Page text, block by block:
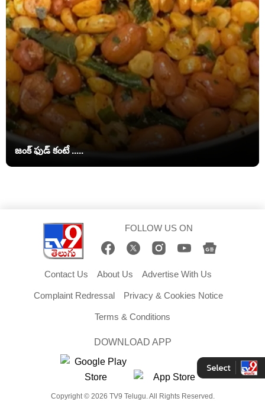
జంక్ ఫుడ్‌ కంటే .....
FOLLOW US ON
Contact Us About Us Advertise With Us
Complaint Redressal Privacy & Cookies Notice
Terms & Conditions
DOWNLOAD APP
Copyright © 2026 TV9 Telugu. All Rights Reserved.